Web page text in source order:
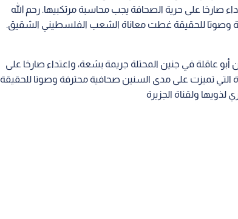
صارخا على حرية الصحافة يجب محاسبة مرتكبيها. رحم الله
وصوتا للحقيقة غطت معاناة الشعب الفلسطيني الشقيق.
عاقلة في جنين المحتلة جريمة بشعة، واعتداء صارخا على
التي تميزت على مدى السنين صحافية محترفة وصوتا للحقيقة
ولقناة الجزيرة